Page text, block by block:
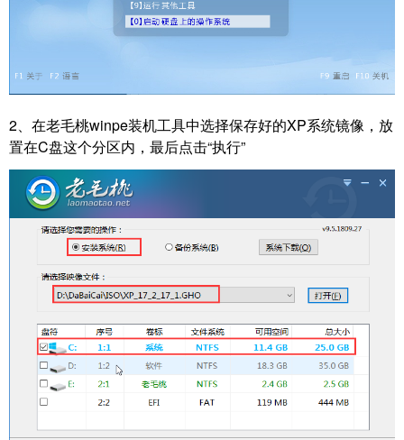
2、在老毛桃winpe装机工具中选择保存好的XP系统镜像，放
置在C盘这个分区内，最后点击“执行”